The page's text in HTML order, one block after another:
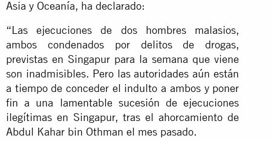
Asia y Oceanía, ha declarado:
“Las ejecuciones de dos hombres malasios,
ambos condenados por delitos de drogas,
previstas en Singapur para la semana que viene
son inadmisibles. Pero las autoridades aún están
a tiempo de conceder el indulto a ambos y poner
fin a una lamentable sucesión de ejecuciones
ilegítimas en Singapur, tras el ahorcamiento de
Abdul Kahar bin Othman el mes pasado.